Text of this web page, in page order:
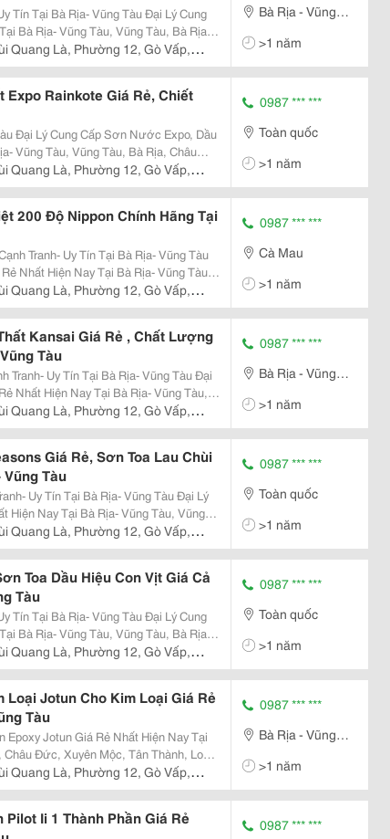
Bà Rịa- Vũng Tàu Đại Lý Cung
Bà Rịa- Vũng Tàu, Vũng Tàu, Bà Rịa,
Đỏ, Côn Đảo Cửa Hàng Cấp
Quang Là, Phường 12, Gò Vấp,
Bà Rịa - Vũng
>1 năm
Rainkote Giá Rẻ, Chiết
Vũng Tàu, Vũng Tàu, Bà Rịa, Châu
Đảo Sơn Expo Giá Rẻ
Quang Là, Phường 12, Gò Vấp,
0987 *** ***
Toàn quốc
>1 năm
200 Độ Nippon Chính Hãng Tại
Tranh- Uy Tín Tại Bà Rịa- Vũng Tàu
Nhất Hiện Nay Tại Bà Rịa- Vũng Tàu,
Tân Thành, Long Điền, Đất Đỏ, Côn
Quang Là, Phường 12, Gò Vấp,
0987 *** ***
Cà Mau
>1 năm
Kansai Giá Rẻ , Chất Lượng
Tàu
Uy Tín Tại Bà Rịa- Vũng Tàu Đại
Nhất Hiện Nay Tại Bà Rịa- Vũng Tàu,
Tân Thành, Long Điền, Đất Đỏ, Côn
Quang Là, Phường 12, Gò Vấp,
0987 *** ***
Bà Rịa - Vũng
>1 năm
Giá Rẻ, Sơn Toa Lau Chùi
Tàu
Uy Tín Tại Bà Rịa- Vũng Tàu Đại Lý
Hiện Nay Tại Bà Rịa- Vũng Tàu, Vũng
Thành, Long Điền, Đất Đỏ, Côn Đảo
Quang Là, Phường 12, Gò Vấp,
0987 *** ***
Toàn quốc
>1 năm
Toa Dầu Hiệu Con Vịt Giá Cả
Tàu
Bà Rịa- Vũng Tàu Đại Lý Cung
Bà Rịa- Vũng Tàu, Vũng Tàu, Bà Rịa,
Đất Đỏ, Côn Đảo Công Ty Mai
Quang Là, Phường 12, Gò Vấp,
0987 *** ***
Toàn quốc
>1 năm
Loại Jotun Cho Kim Loại Giá Rẻ
Tàu
Jotun Giá Rẻ Nhất Hiện Nay Tại
Đức, Xuyên Mộc, Tân Thành, Long
Quang Là, Phường 12, Gò Vấp,
0987 *** ***
Bà Rịa - Vũng
>1 năm
Ii 1 Thành Phần Giá Rẻ
0987 *** ***